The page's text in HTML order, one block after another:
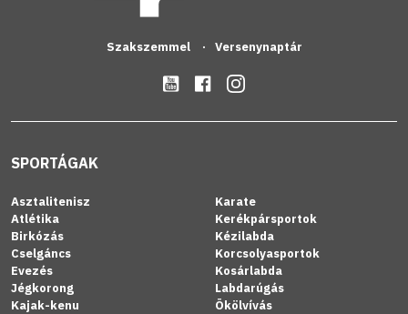
Szakszemmel Versenynaptár
SPORTÁGAK
Asztalitenisz
Atlétika
Birkózás
Cselgáncs
Evezés
Jégkorong
Kajak-kenu
Karate
Kerékpársportok
Kézilabda
Korcsolyasportok
Kosárlabda
Labdarúgás
Ökölvívás